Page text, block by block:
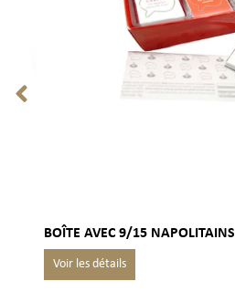
BOÎTE AVEC 9/15 NAPOLITAINS